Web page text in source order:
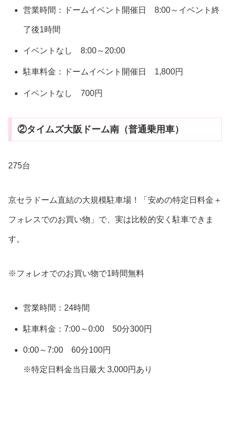
営業時間：ドームイベント開催日 8:00～イベント終
了後1時間
イベントなし 8:00～20:00
駐車料金：ドームイベント開催日 1,800円
イベントなし 700円
②タイムズ大阪ドーム南（普通乗用車）
275台
京セラドーム直結の大規模駐車場！「安めの特定日料金＋
フォレスでのお買い物」で、実は比較的安く駐車できま
す。
※フォレオでのお買い物で1時間無料
営業時間：24時間
駐車料金：7:00～0:00 50分300円
0:00～7:00 60分100円
※特定日料金当日最大 3,000円あり